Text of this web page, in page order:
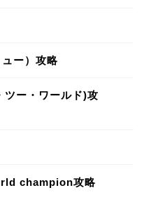
ー）攻略
ー・ワールド)攻
champion攻略